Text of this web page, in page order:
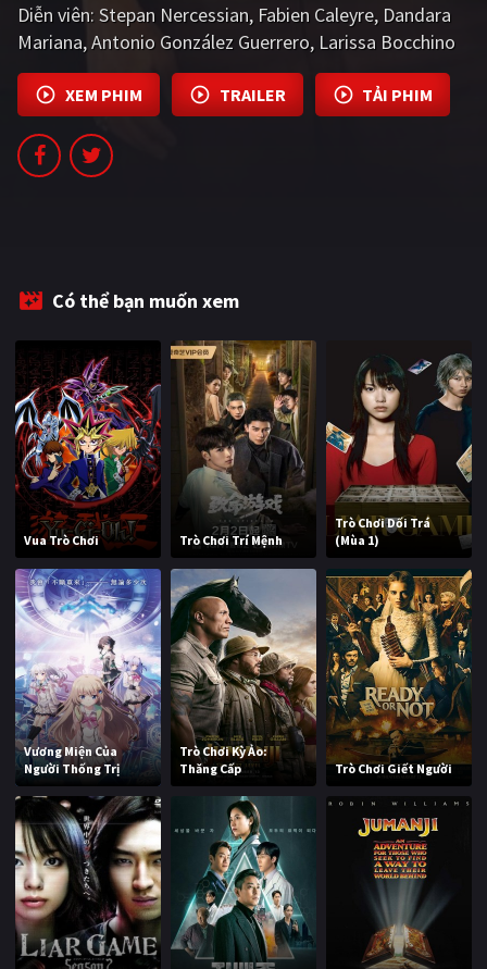
PHIM BỘ
PHIM CHIẾU RẠP
TUYỂN TẬP PHIM
Diễn viên: Stepan Nercessian Fabien Caleyre Dandara
Mariana Antonio González Guerrero Larissa Bocchino
XEM PHIM TRAILER TẢI PHIM
Có thể bạn muốn xem
Vua Trò Chơi Trò Chơi Trí Mệnh
Trò Chơi Dối Trá
(Mùa 1)
Vương Miện Của
Người Thống Trị
Trò Chơi Kỳ Ảo:
Thăng Cấp
Trò Chơi Giết Người